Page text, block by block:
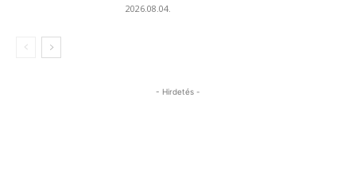
2026.08.04.
- Hirdetés -